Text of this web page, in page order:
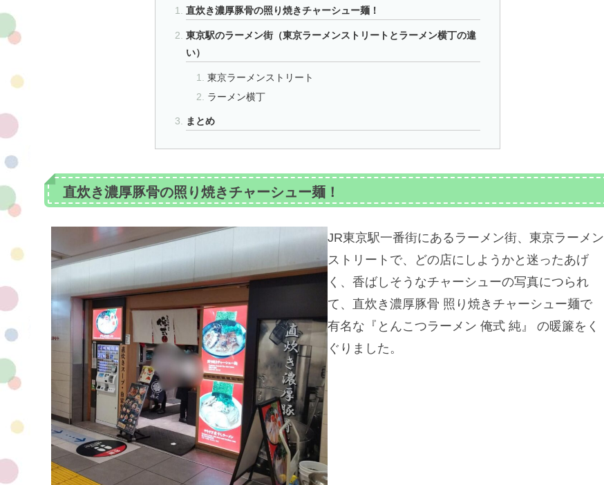
直炊き濃厚豚骨の照り焼きチャーシュー麺！
東京駅のラーメン街（東京ラーメンストリートとラーメン横丁の違
い）
東京ラーメンストリート
ラーメン横丁
まとめ
直炊き濃厚豚骨の照り焼きチャーシュー麺！
JR東京駅一番街にあるラーメン街、東京ラーメン
ストリートで、どの店にしようかと迷ったあげ
く、香ばしそうなチャーシューの写真につられ
て、直炊き濃厚豚骨 照り焼きチャーシュー麺で
有名な『とんこつラーメン 俺式 純』 の暖簾をく
ぐりました。